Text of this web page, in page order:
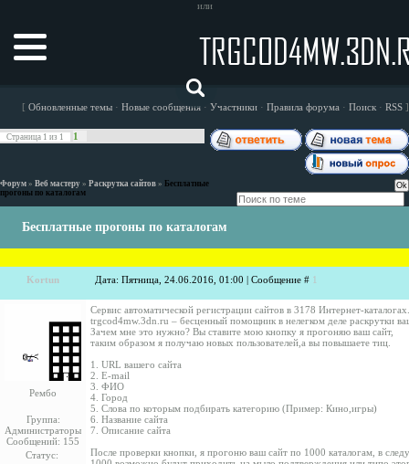
или
[ Обновленные темы · Новые сообщения · Участники · Правила форума · Поиск · RSS ]
Страница 1 из 1 1
Форум » Веб мастеру » Раскрутка сайтов » Бесплатные
прогоны по каталогам
Бесплатные прогоны по каталогам
Kortun Дата: Пятница, 24.06.2016, 01:00 | Сообщение # 1
Рембо
Группа:
Администраторы
Сообщений: 155
Статус:
Сервис автоматической регистрации сайтов в 3178 Интернет-каталогах.
trgcod4mw.3dn.ru – бесценный помощник в нелегком деле раскрутки
Зачем мне это нужно? Вы ставите мою кнопку я прогоняю ваш сайт,
таким образом я получаю новых пользователей,а вы повышаете тиц.
1. URL вашего сайта
2. E-mail
3. ФИО
4. Город
5. Слова по которым подбирать категорию (Пример: Кино,игры)
6. Название сайта
7. Описание сайта
После проверки кнопки, я прогоню ваш сайт по 1000 каталогам, в